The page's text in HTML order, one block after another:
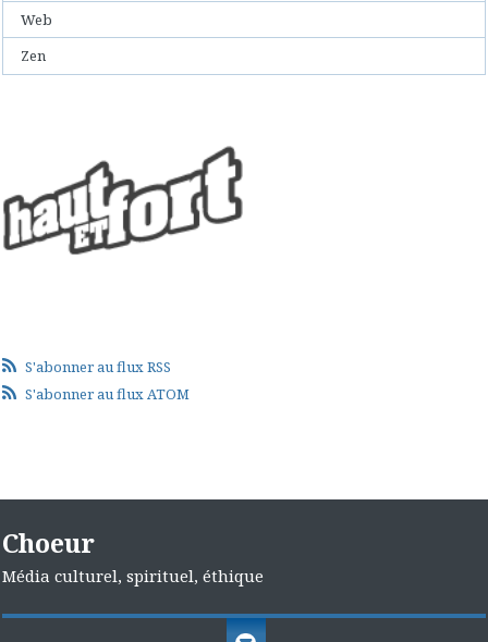
Web
Zen
S'abonner au flux RSS
S'abonner au flux ATOM
Choeur
Média culturel, spirituel, éthique